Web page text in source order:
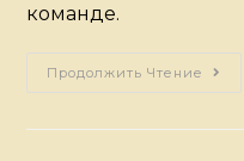
команде.
Продолжить Чтение